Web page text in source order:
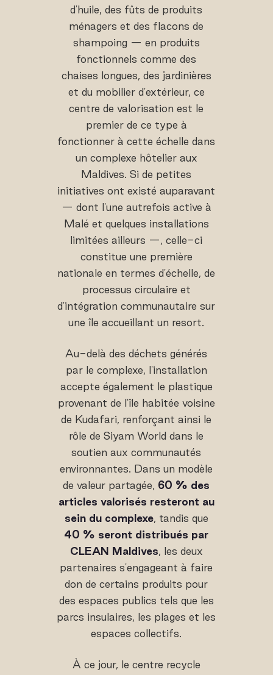
d'huile, des fûts de produits
ménagers et des flacons de
shampoing — en produits
fonctionnels comme des
chaises longues, des jardinières
et du mobilier d'extérieur, ce
centre de valorisation est le
premier de ce type à
fonctionner à cette échelle dans
un complexe hôtelier aux
Maldives. Si de petites
initiatives ont existé auparavant
— dont l'une autrefois active à
Malé et quelques installations
limitées ailleurs —, celle-ci
constitue une première
nationale en termes d'échelle, de
processus circulaire et
d'intégration communautaire sur
une île accueillant un resort.
Au-delà des déchets générés
par le complexe, l'installation
accepte également le plastique
provenant de l'île habitée voisine
de Kudafari, renforçant ainsi le
rôle de Siyam World dans le
soutien aux communautés
environnantes. Dans un modèle
de valeur partagée, 60 % des
articles valorisés resteront au
sein du complexe, tandis que
40 % seront distribués par
CLEAN Maldives, les deux
partenaires s'engageant à faire
don de certains produits pour
des espaces publics tels que les
parcs insulaires, les plages et les
espaces collectifs.
À ce jour, le centre recycle